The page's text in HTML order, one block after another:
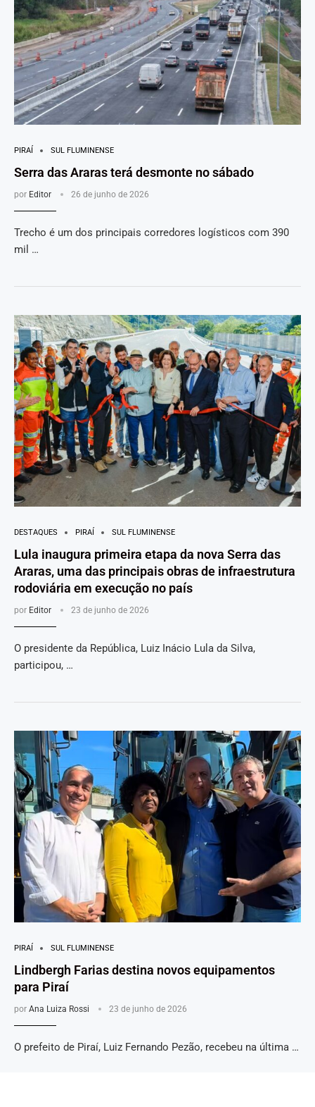
PIRAÍ SUL FLUMINENSE
Serra das Araras terá desmonte no sábado
por Editor 26 de junho de 2026
Trecho é um dos principais corredores logísticos com 390
mil …
DESTAQUES PIRAÍ SUL FLUMINENSE
Lula inaugura primeira etapa da nova Serra das
Araras, uma das principais obras de infraestrutura
rodoviária em execução no país
por Editor 23 de junho de 2026
O presidente da República, Luiz Inácio Lula da Silva,
participou, …
PIRAÍ SUL FLUMINENSE
Lindbergh Farias destina novos equipamentos
para Piraí
por Ana Luiza Rossi 23 de junho de 2026
O prefeito de Piraí, Luiz Fernando Pezão, recebeu na última …